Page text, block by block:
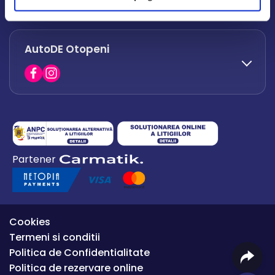
office.afumati@autode.ro
0730 063 852
0730 063 851
AutoDE Otopeni
0754 649 360
office.premium@autode.ro
Partener
Cookies
Termeni si conditii
Politica de Confidentialitate
Politica de rezervare online